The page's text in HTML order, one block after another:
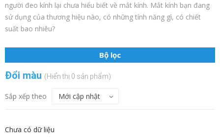
người đeo kính lại chưa hiểu biết về mắt kính. Mắt kính bạn đang
sử dụng của thương hiệu nào, có những tính năng gì, có chiết
suất bao nhiêu?
Bộ lọc
Đổi màu (Hiển thị 0 sản phẩm)
Sắp xếp theo
Chưa có dữ liệu